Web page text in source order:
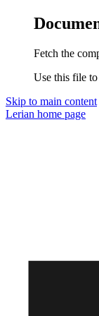
Fetch the
Use this file
Skip to main content
Lerian home page